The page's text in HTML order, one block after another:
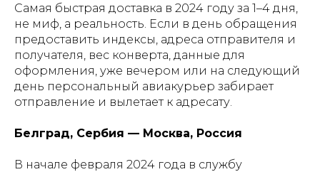
Самая быстрая доставка в 2024 году за 1–4 дня,
не миф, а реальность. Если в день обращения
предоставить индексы, адреса отправителя и
получателя, вес конверта, данные для
оформления, уже вечером или на следующий
день персональный авиакурьер забирает
отправление и вылетает к адресату.
Белград, Сербия — Москва, Россия
В начале февраля 2024 года в службу